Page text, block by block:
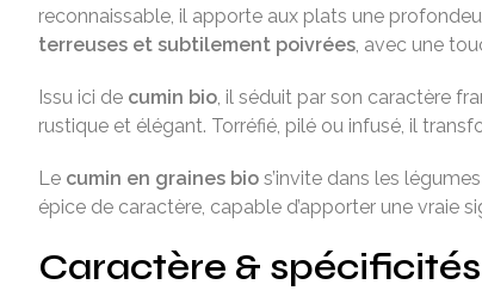
reconnaissable, il apporte aux plats une
terreuses et subtilement poivrées , avec une
Issu ici de cumin bio , il séduit par son caractère
rustique et élégant. Torréfié, pilé ou infusé, il
Le cumin en graines bio s’invite dans les
épice de caractère, capable d’apporter une vraie
Caractère & spécificités